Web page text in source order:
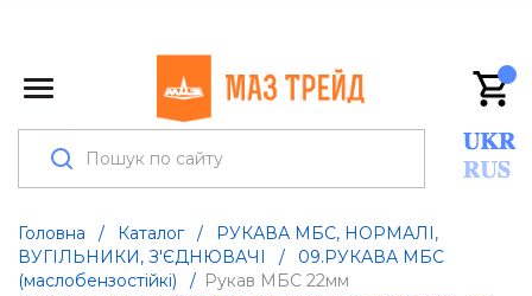
Головна / Каталог /
РУКАВА МБС, НОРМАЛІ,
ВУГІЛЬНИКИ, З'ЄДНЮВАЧІ
/
09.РУКАВА МБС
(маслобензостійкі)
/ Рукав МБС 22мм